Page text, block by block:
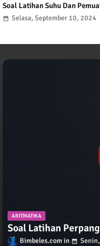
Soal Latihan Suhu Dan
Selasa, September 10, 2024
ARITMATIKA
Soal Latihan
Bimbeles.com